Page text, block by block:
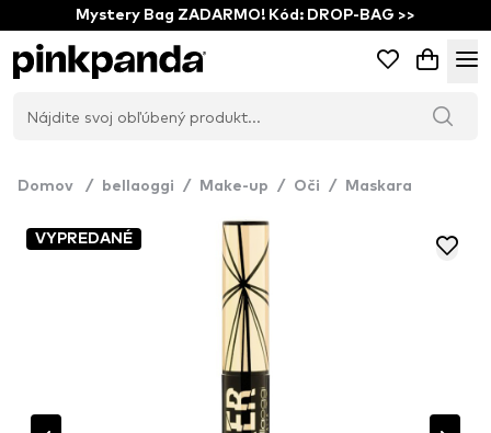
Mystery Bag ZADARMO! Kód: DROP-BAG >>
Domov / bellaoggi / Make-up / Oči / Maskara
VYPREDANÉ